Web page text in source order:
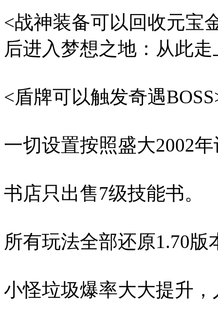
<战神装备可以回收元宝
后进入梦想之地：从此
<盾牌可以触发奇遇
一切设置按照盛大2002
书店只出售7级技能书。
所有玩法全部还原1.70
小怪垃圾爆率大大提升